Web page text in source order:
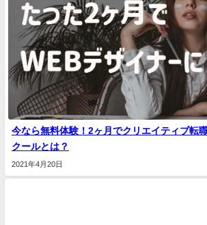
今なら無料体験！2ヶ月でクリエイティブ転
クールとは？
2021年4月20日